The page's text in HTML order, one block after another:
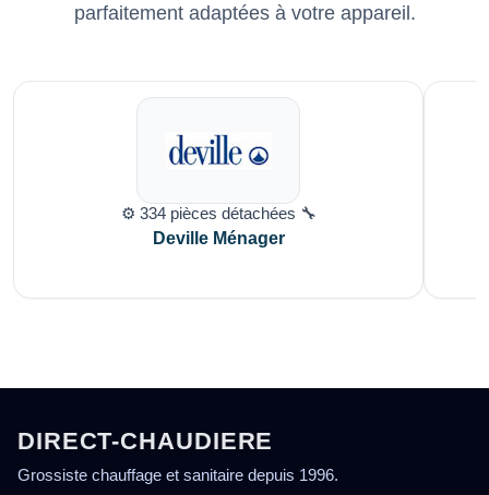
parfaitement adaptées à votre appareil.
⚙️ 334 pièces détachées 🔧
Deville Ménager
DIRECT-CHAUDIERE
Grossiste chauffage et sanitaire depuis 1996.